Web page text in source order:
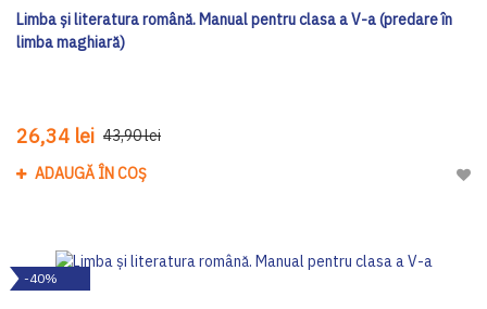
Limba și literatura română. Manual pentru clasa a V-a (predare în
limba maghiară)
26,34 lei 43,90 lei
ADAUGĂ ÎN COȘ
-40%